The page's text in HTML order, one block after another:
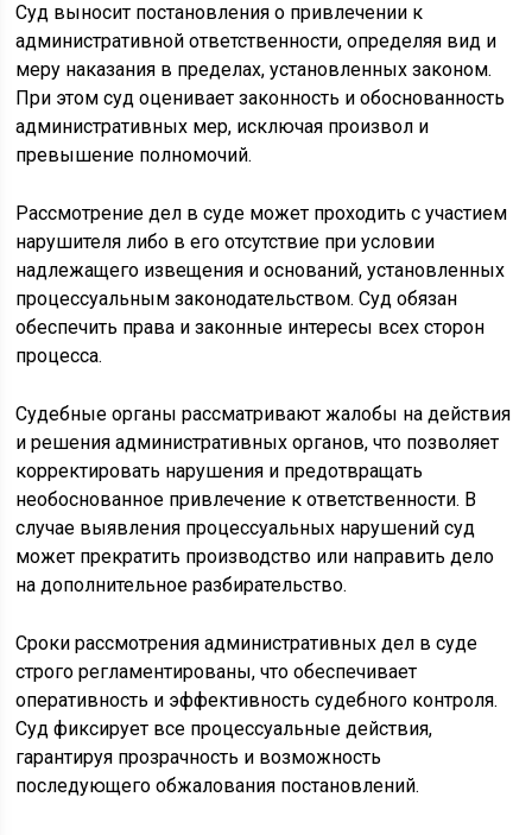
Суд выносит постановления о привлечении к
административной ответственности, определяя вид и
меру наказания в пределах, установленных законом.
При этом суд оценивает законность и обоснованность
административных мер, исключая произвол и
превышение полномочий.
Рассмотрение дел в суде может проходить с участием
нарушителя либо в его отсутствие при условии
надлежащего извещения и оснований, установленных
процессуальным законодательством. Суд обязан
обеспечить права и законные интересы всех сторон
процесса.
Судебные органы рассматривают жалобы на действия
и решения административных органов, что позволяет
корректировать нарушения и предотвращать
необоснованное привлечение к ответственности. В
случае выявления процессуальных нарушений суд
может прекратить производство или направить дело
на дополнительное разбирательство.
Сроки рассмотрения административных дел в суде
строго регламентированы, что обеспечивает
оперативность и эффективность судебного контроля.
Суд фиксирует все процессуальные действия,
гарантируя прозрачность и возможность
последующего обжалования постановлений.